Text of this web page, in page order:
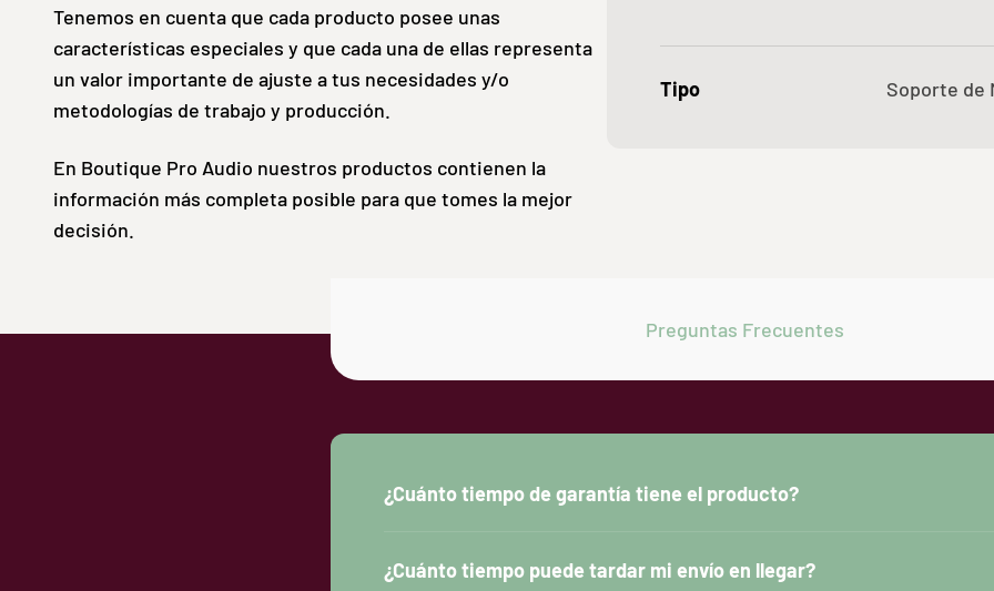
Tenemos en cuenta que cada producto posee unas
características especiales y que cada una de ellas representa
un valor importante de ajuste a tus necesidades y/o
metodologías de trabajo y producción.
En Boutique Pro Audio nuestros productos contienen la
información más completa posible para que tomes la mejor
decisión.
Tipo Soporte de
Preguntas Frecuentes
¿Cuánto tiempo de garantía tiene el producto?
¿Cuánto tiempo puede tardar mi envío en llegar?